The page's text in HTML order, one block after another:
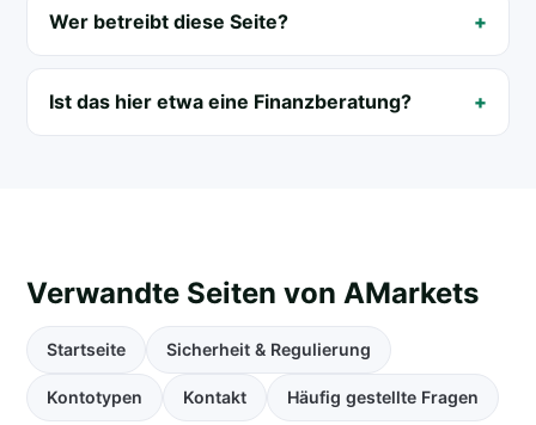
Wer betreibt diese Seite?
Ist das hier etwa eine Finanzberatung?
Verwandte Seiten von AMarkets
Startseite Sicherheit & Regulierung
Kontotypen Kontakt Häufig gestellte Fragen